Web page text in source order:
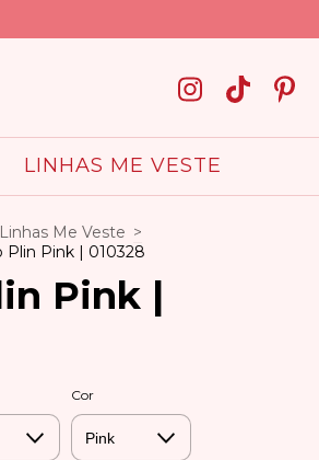
LINHAS ME VESTE
Linhas Me Veste >
Plin Pink | 010328
Pink |
Cor